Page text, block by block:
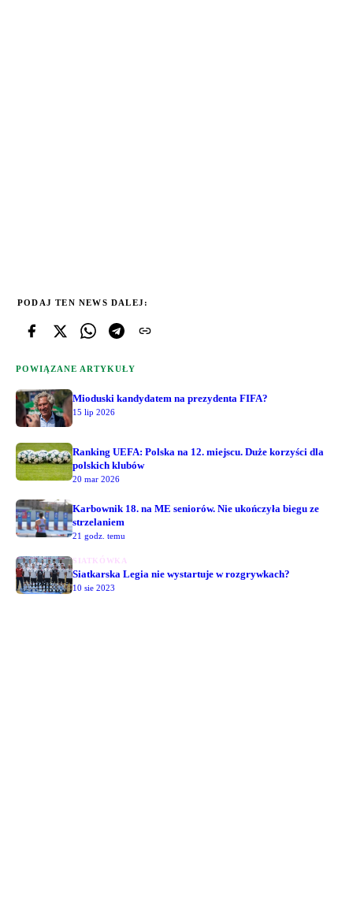
PODAJ TEN NEWS DALEJ:
POWIĄZANE ARTYKUŁY
Mioduski kandydatem na prezydenta FIFA?
15 lip 2026
Ranking UEFA: Polska na 12. miejscu. Duże korzyści dla
polskich klubów
20 mar 2026
Karbownik 18. na ME seniorów. Nie ukończyła biegu ze
strzelaniem
21 godz. temu
SIATKÓWKA
Siatkarska Legia nie wystartuje w rozgrywkach?
10 sie 2023